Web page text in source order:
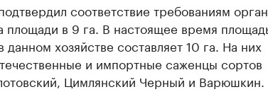
соответствие требованиям
площади в 9 га. В настоящее время
данном хозяйстве составляет 10 га. На них
и импортные саженцы сортов
Цимлянский Черный и Варюшкин.